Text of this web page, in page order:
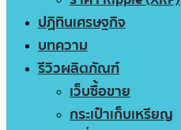
ปฏิทินเศรษฐกิจ
บทความ
รีวิวผลิตภัณฑ์
เว็บซื้อขาย
กระเป๋าเก็บเหรียญ